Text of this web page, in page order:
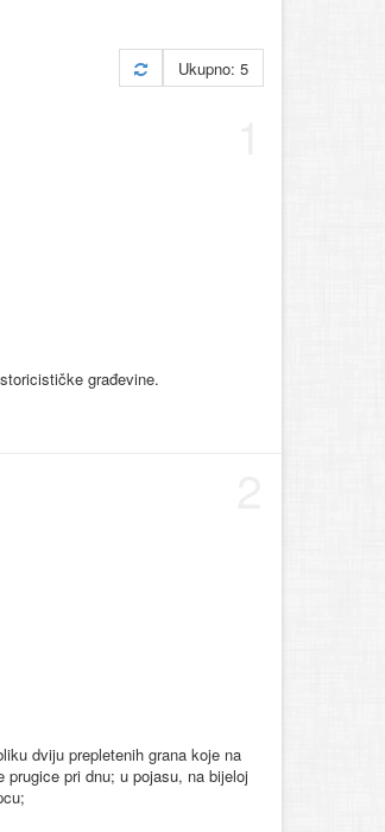
Ukupno: 5
građevine.
dviju prepletenih grana koje na
pri dnu; u pojasu, na bijeloj